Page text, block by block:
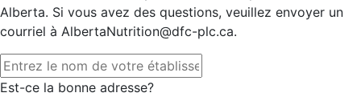
Alberta. Si vous avez des questions, veuillez envoyer un
courriel à AlbertaNutrition@dfc-plc.ca.
Est-ce la bonne adresse?